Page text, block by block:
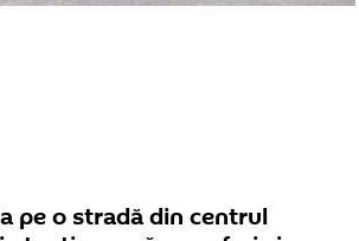
pe o stradă din centrul